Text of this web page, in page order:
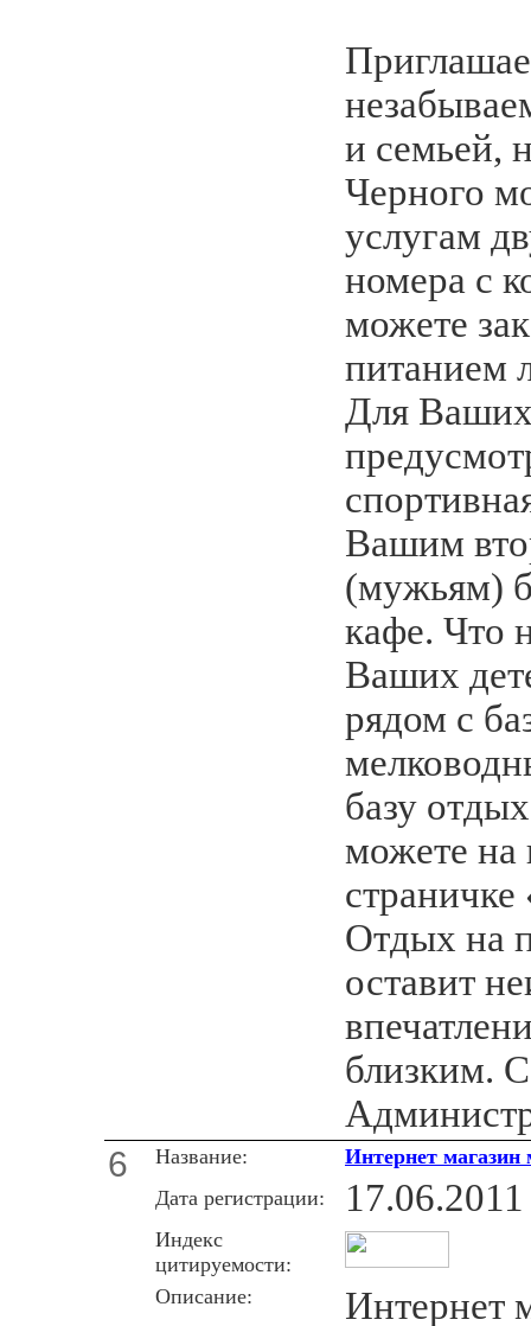
и семьей,
Черного
услугам
номера с
можете
питанием
Для
Вашим
(мужьям)
кафе. Что
Ваших
рядом с
базу
можете на
страничке
Отдых на
оставит
близким.
6 Название:
Интернет магазин
Дата регистрации:
17.06.2011
Индекс
цитируемости:
Описание:
Интернет